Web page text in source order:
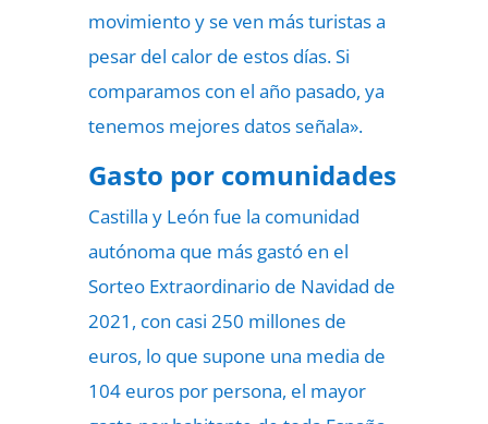
movimiento y se ven más turistas a
pesar del calor de estos días. Si
comparamos con el año pasado, ya
tenemos mejores datos señala».
Gasto por comunidades
Castilla y León fue la comunidad
autónoma que más gastó en el
Sorteo Extraordinario de Navidad de
2021, con casi 250 millones de
euros, lo que supone una media de
104 euros por persona, el mayor